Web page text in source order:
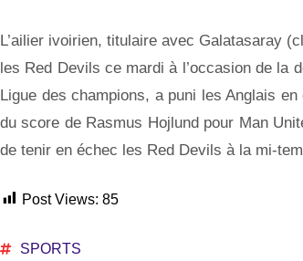
L’ailier ivoirien, titulaire avec Galatasaray
les Red Devils ce mardi à l’occasion de la
Ligue des champions, a puni les Anglais
du score de Rasmus Hojlund pour Man
de tenir en échec les Red Devils à la mi-
Post Views: 85
SPORTS